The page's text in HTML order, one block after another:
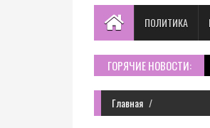
ПОЛИТИКА
ГОРЯЧИЕ НОВОСТИ:
Главная